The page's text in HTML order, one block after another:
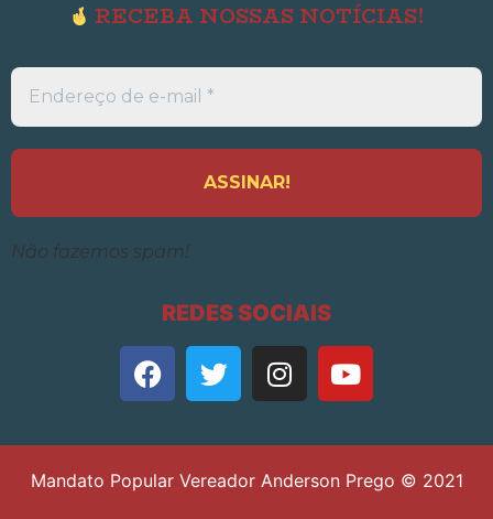
RECEBA NOSSAS NOTÍCIAS!
Endereço
de
e-
*
Não fazemos spam!
REDES SOCIAIS
Mandato Popular Vereador Anderson Prego © 2021